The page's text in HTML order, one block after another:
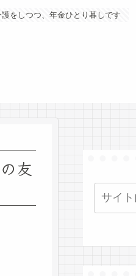
をしつつ、年金ひとり暮しです
友